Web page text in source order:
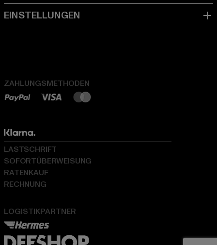
ZAHLUNGSMETHODEN
LOGISTIKPARTNER
LASTSCHRIFT
SOFORTÜBERWEISUNG
RATENKAUF
RECHNUNG